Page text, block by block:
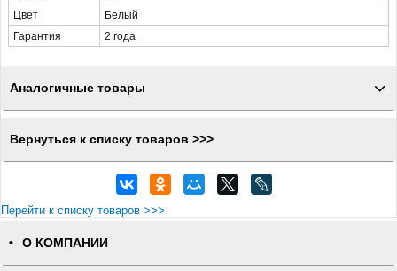
Цвет
Белый
Гарантия
2 года
Аналогичные товары
Вернуться к списку товаров >>>
Перейти к списку товаров >>>
О КОМПАНИИ